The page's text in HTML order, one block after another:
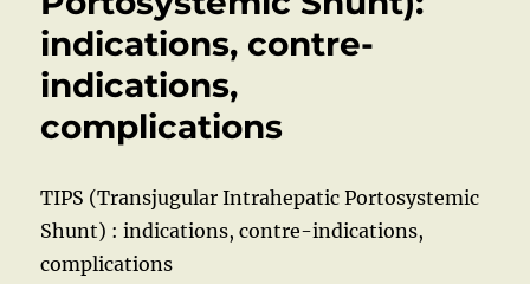
indications, contre-
indications,
complications
TIPS (Transjugular Intrahepatic Portosystemic
Shunt) : indications, contre-indications,
complications